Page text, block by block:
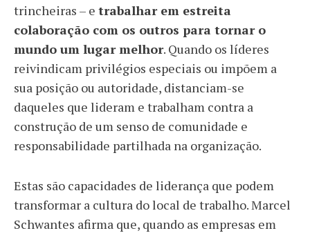
trincheiras – e trabalhar em estreita
colaboração com os outros para tornar o
mundo um lugar melhor. Quando os líderes
reivindicam privilégios especiais ou impõem a
sua posição ou autoridade, distanciam-se
daqueles que lideram e trabalham contra a
construção de um senso de comunidade e
responsabilidade partilhada na organização.
Estas são capacidades de liderança que podem
transformar a cultura do local de trabalho. Marcel
Schwantes afirma que, quando as empresas em